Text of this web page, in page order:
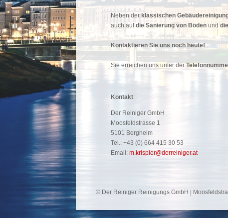
Neben der klassischen
auch aufdie Sanierung von Böden und
Kontaktieren Sie uns noch heute!
Sie erreichen uns unter der
Kontakt:
Der Reiniger GmbH
Moosfeldstrasse 1
5101 Bergheim
Tel.: +43 (0) 664 415 30 53
Email: m.krispler@derreiniger.at
© Der Reiniger Reinigungs GmbH |